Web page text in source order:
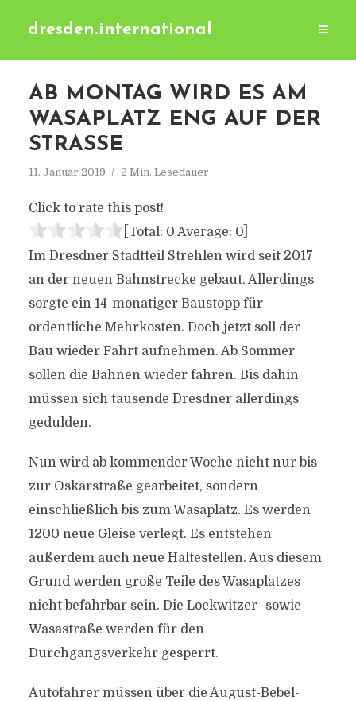
dresden.international
AB MONTAG WIRD ES AM
WASAPLATZ ENG AUF DER
STRASSE
11. Januar 2019 2 Min. Lesedauer
Click to rate this post!
[Total: 0 Average: 0]
Im Dresdner Stadtteil Strehlen wird seit 2017
an der neuen Bahnstrecke gebaut. Allerdings
sorgte ein 14-monatiger Baustopp für
ordentliche Mehrkosten. Doch jetzt soll der
Bau wieder Fahrt aufnehmen. Ab Sommer
sollen die Bahnen wieder fahren. Bis dahin
müssen sich tausende Dresdner allerdings
gedulden.
Nun wird ab kommender Woche nicht nur bis
zur Oskarstraße gearbeitet, sondern
einschließlich bis zum Wasaplatz. Es werden
1200 neue Gleise verlegt. Es entstehen
außerdem auch neue Haltestellen. Aus diesem
Grund werden große Teile des Wasaplatzes
nicht befahrbar sein. Die Lockwitzer- sowie
Wasastraße werden für den
Durchgangsverkehr gesperrt.
Autofahrer müssen über die August-Bebel-